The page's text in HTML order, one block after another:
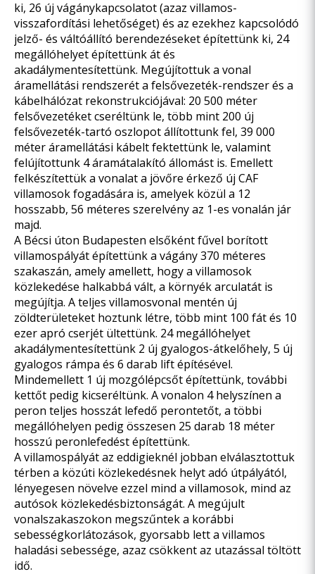
ki, 26 új vágánykapcsolatot (azaz villamos-
visszafordítási lehetőséget) és az ezekhez kapcsolódó
jelző- és váltóállító berendezéseket építettünk ki, 24
megállóhelyet építettünk át és
akadálymentesítettünk. Megújítottuk a vonal
áramellátási rendszerét a felsővezeték-rendszer és a
kábelhálózat rekonstrukciójával: 20 500 méter
felsővezetéket cseréltünk le, több mint 200 új
felsővezeték-tartó oszlopot állítottunk fel, 39 000
méter áramellátási kábelt fektettünk le, valamint
felújítottunk 4 áramátalakító állomást is. Emellett
felkészítettük a vonalat a jövőre érkező új CAF
villamosok fogadására is, amelyek közül a 12
hosszabb, 56 méteres szerelvény az 1-es vonalán jár
majd.
A Bécsi úton Budapesten elsőként fűvel borított
villamospályát építettünk a vágány 370 méteres
szakaszán, amely amellett, hogy a villamosok
közlekedése halkabbá vált, a környék arculatát is
megújítja. A teljes villamosvonal mentén új
zöldterületeket hoztunk létre, több mint 100 fát és 10
ezer apró cserjét ültettünk. 24 megállóhelyet
akadálymentesítettünk 2 új gyalogos-átkelőhely, 5 új
gyalogos rámpa és 6 darab lift építésével.
Mindemellett 1 új mozgólépcsőt építettünk, további
kettőt pedig kicseréltünk. A vonalon 4 helyszínen a
peron teljes hosszát lefedő perontetőt, a többi
megállóhelyen pedig összesen 25 darab 18 méter
hosszú peronlefedést építettünk.
A villamospályát az eddigieknél jobban elválasztottuk
térben a közúti közlekedésnek helyt adó útpályától,
lényegesen növelve ezzel mind a villamosok, mind az
autósok közlekedésbiztonságát. A megújult
vonalszakaszokon megszűntek a korábbi
sebességkorlátozások, gyorsabb lett a villamos
haladási sebessége, azaz csökkent az utazással töltött
idő.